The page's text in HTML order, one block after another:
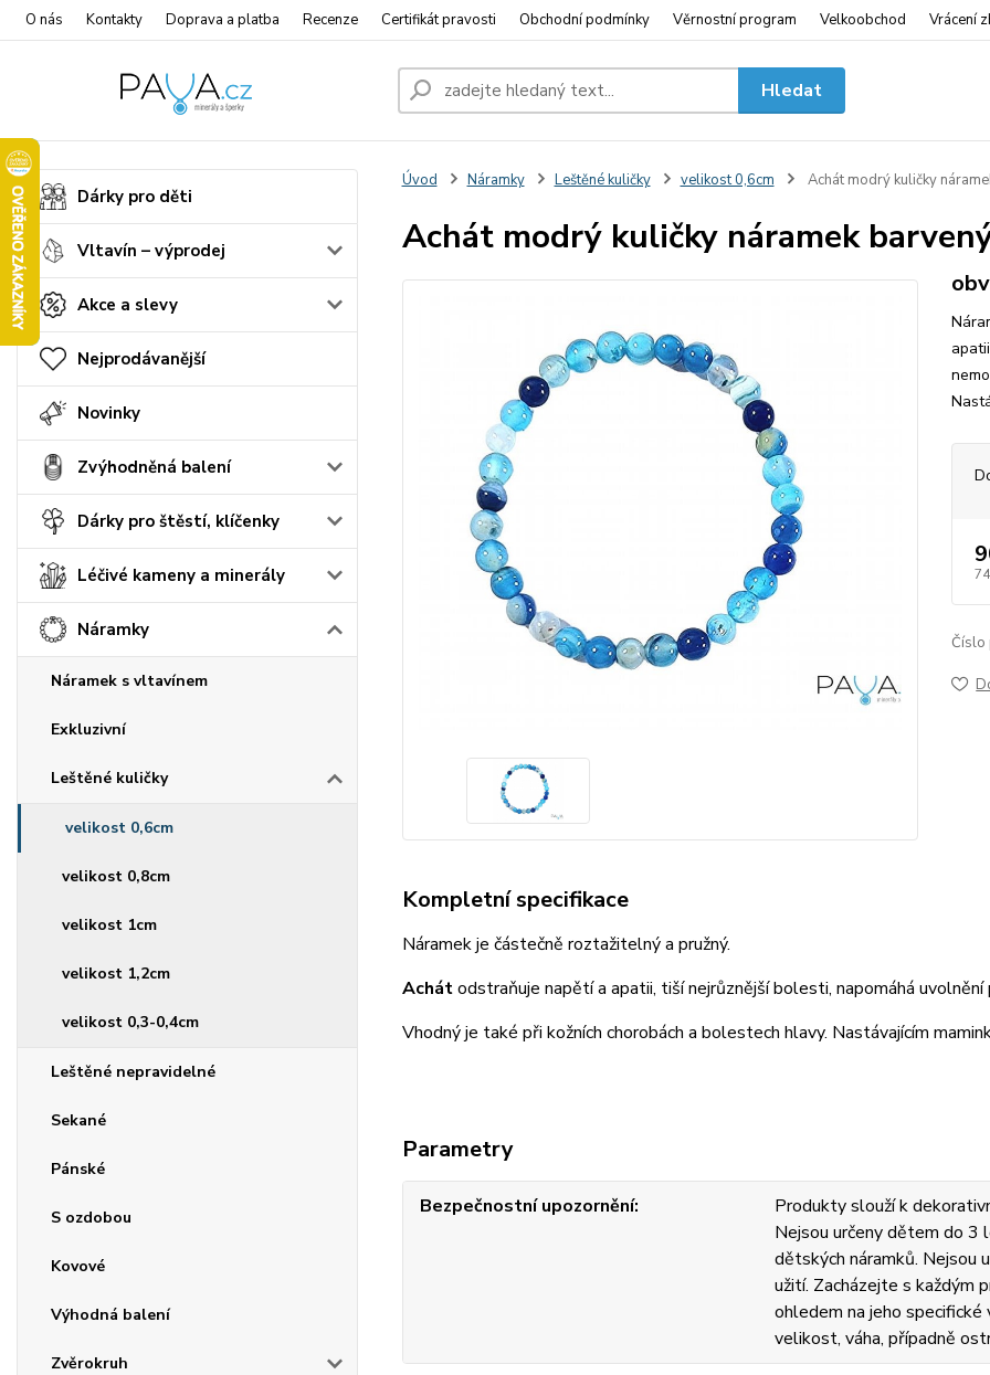
O nás Kontakty Doprava a platba Recenze Certifikát pravosti Obchodní podmínky Věrnostní program Velkoobchod Vrácení
Hledat
Dárky pro děti
Vltavín – výprodej
Akce a slevy
Nejprodávanější
Novinky
Zvýhodněná balení
Dárky pro štěstí, klíčenky
Léčivé kameny a minerály
Náramky
Náramek s vltavínem
Exkluzivní
Leštěné kuličky
velikost 0,6cm
velikost 0,8cm
velikost 1cm
velikost 1,2cm
velikost 0,3-0,4cm
Leštěné nepravidelné
Sekané
Pánské
S ozdobou
Kovové
Výhodná balení
Zvěrokruh
Úvod Náramky Leštěné kuličky velikost 0,6cm Achát modrý kuličky
Achát modrý kuličky náramek
Číslo
Kompletní specifikace
Náramek je částečně roztažitelný a pružný.
Achátodstraňuje napětí a apatii, tiší nejrůznější bolesti, napomáhá uvolnění
Vhodný je také při kožních chorobách a bolestech hlavy. Nastávajícím
Parametry
Bezpečnostní upozornění
Produkty slouží k
Nejsou určeny dětem do 3
dětských náramků. Nejsou
užití. Zacházejte s každým
ohledem na jeho
velikost, váha, případně